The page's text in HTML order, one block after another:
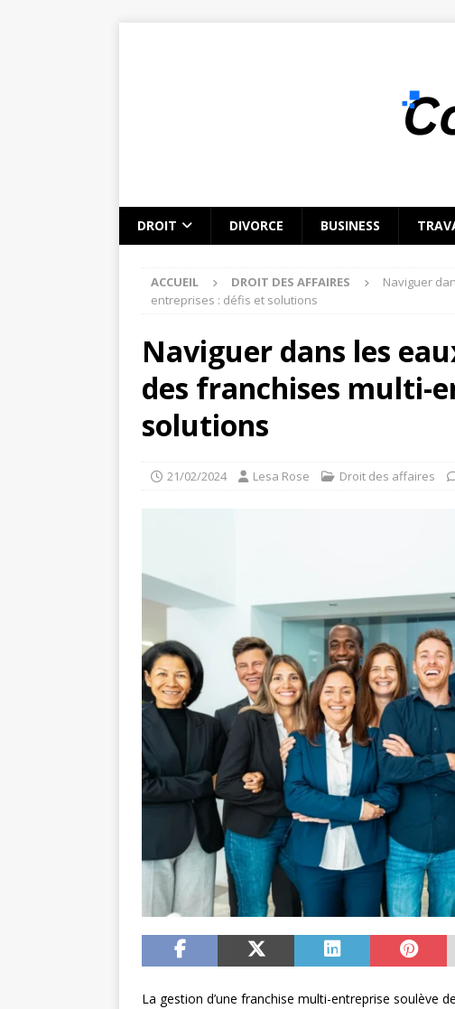
DROIT DIVORCE BUSINESS
ACCUEIL DROIT DES AFFAIRES
Naviguer
entreprises : défis et solutions
Naviguer dans les
des franchises multi-
solutions
21/02/2024 Lesa Rose Droit des affaires
La gestion d’une franchise multi-entreprise soulève